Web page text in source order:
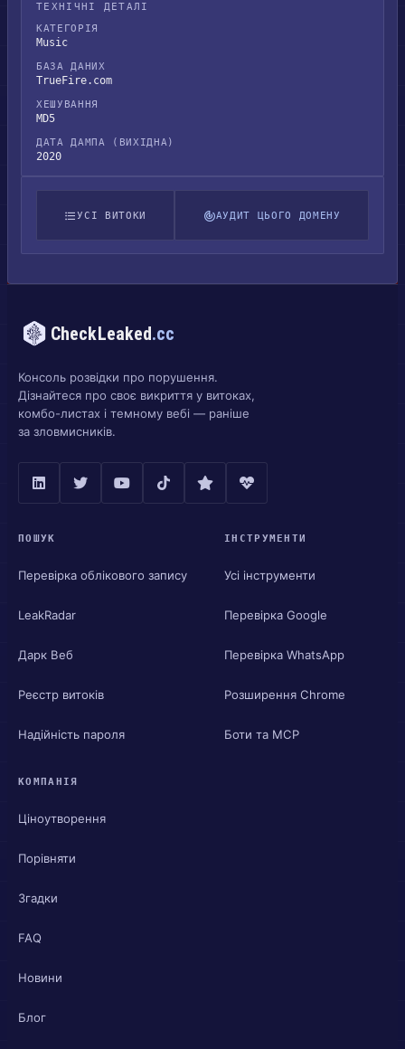
ТЕХНІЧНІ ДЕТАЛІ
КАТЕГОРІЯ
Music
БАЗА ДАНИХ
TrueFire.com
ХЕШУВАННЯ
MD5
ДАТА ДАМПА (ВИХІДНА)
2020
УСІ ВИТОКИ АУДИТ ЦЬОГО ДОМЕНУ
CheckLeaked.cc
Консоль розвідки про порушення.
Дізнайтеся про своє викриття у витоках,
комбо-листах і темному вебі — раніше
за зловмисників.
ПОШУК
Перевірка облікового запису
LeakRadar
Дарк Веб
Реєстр витоків
Надійність пароля
ІНСТРУМЕНТИ
Усі інструменти
Перевірка Google
Перевірка WhatsApp
Розширення Chrome
Боти та MCP
КОМПАНІЯ
Ціноутворення
Порівняти
Згадки
FAQ
Новини
Блог